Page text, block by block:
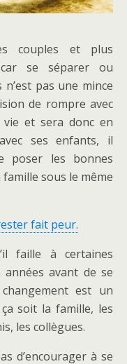
couples et plus
se séparer ou
pas une mince
de rompre avec
et sera donc en
ses enfants, il
poser les bonnes
sous le même
fait peur.
faille à certaines
avant de se
est un
soit la famille, les
les collègues.
d’encourager à se